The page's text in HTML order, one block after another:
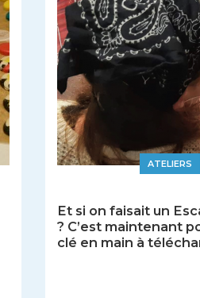
ATELIERS
Et si on faisait un
? C’est maintenant
clé en main à